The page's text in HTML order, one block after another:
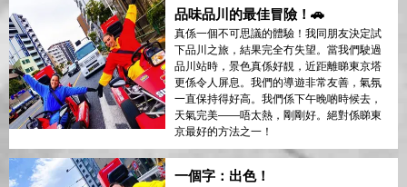
品味品川的最佳冒險！🚗
真係一個不可思議的體驗！我同朋友決定試
下品川之旅，結果完全冇失望。當我們駛過
品川站時，景色真係好靚，近距離睇東京塔
更係令人屏息。我們的導遊非常友善，氣氛
一直保持得好高。我們係下午晚啲時候去，
天氣完美——唔太熱，剛剛好。絕對係睇東
京最好的方法之一！
一個字：出色！